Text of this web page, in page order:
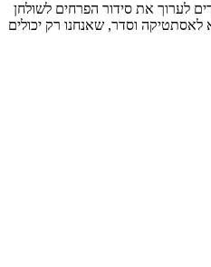
לערוך את סידור הפרחים לשולחן
לאסתטיקה וסדר, שאנחנו רק יכולים